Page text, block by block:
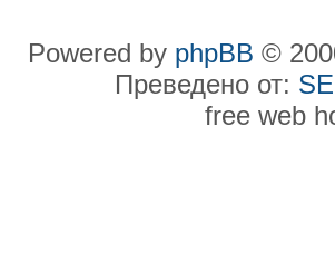
Powered by phpBB ©
Преведено от:
free web